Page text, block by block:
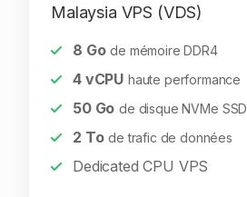
Malaysia VPS (VDS)
8 Go de mémoire DDR4
4vCPU haute performance
50Go de disque NVMe SSD
2 To de trafic de données
Dedicated CPU VPS